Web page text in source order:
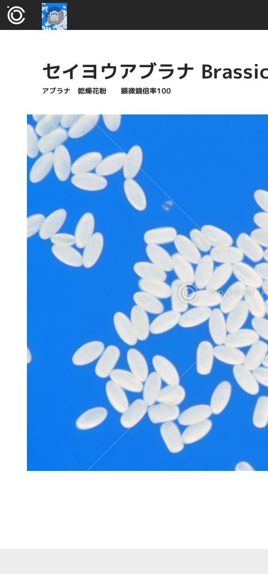
セイヨウアブラナ
アブラナ 乾燥花粉 顕微鏡倍率100